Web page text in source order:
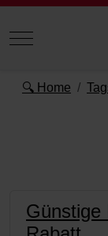
Mobile Menu
🔍 Home
Günstige